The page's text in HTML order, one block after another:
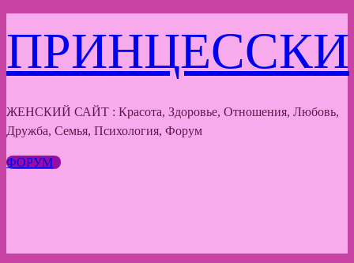
к
содержимому
ПРИНЦЕССКИ
ЖЕНСКИЙ САЙТ : Красота, Здоровье, Отношения, Любовь,
Дружба, Семья, Психология, Форум
ФОРУМ